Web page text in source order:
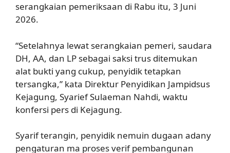
serangkaian pemeriksaan di Rabu itu, 3 Juni
2026.
“Setelahnya lewat serangkaian pemeri, saudara
DH, AA, dan LP sebagai saksi trus ditemukan
alat bukti yang cukup, penyidik tetapkan
tersangka,” kata Direktur Penyidikan Jampidsus
Kejagung, Syarief Sulaeman Nahdi, waktu
konfersi pers di Kejagung.
Syarif terangin, penyidik nemuin dugaan adany
pengaturan ma proses verif pembangunan